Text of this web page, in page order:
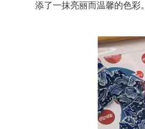
添了一抹亮丽而温馨的色彩。